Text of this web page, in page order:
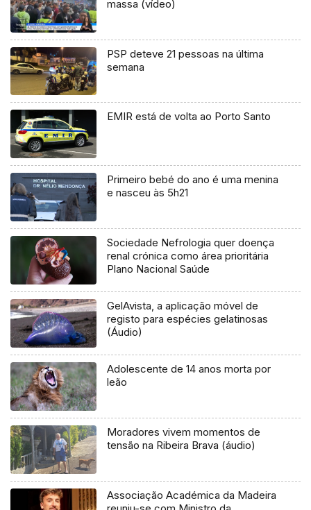
massa (vídeo)
PSP deteve 21 pessoas na última
semana
EMIR está de volta ao Porto Santo
Primeiro bebé do ano é uma menina
e nasceu às 5h21
Sociedade Nefrologia quer doença
renal crónica como área prioritária
Plano Nacional Saúde
GelAvista, a aplicação móvel de
registo para espécies gelatinosas
(Áudio)
Adolescente de 14 anos morta por
leão
Moradores vivem momentos de
tensão na Ribeira Brava (áudio)
Associação Académica da Madeira